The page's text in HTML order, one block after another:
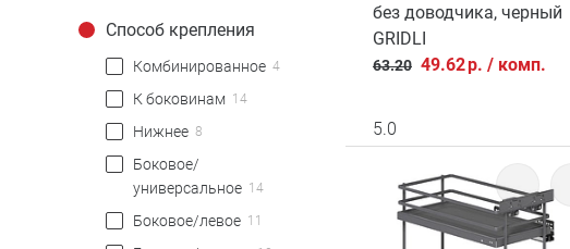
Способ крепления
Комбинированное 4
К боковинам 14
Нижнее 8
Боковое/
универсальное 14
Боковое/левое 11
без доводчика, черный
GRIDLI
63.20 49.62р. / комп.
5.0